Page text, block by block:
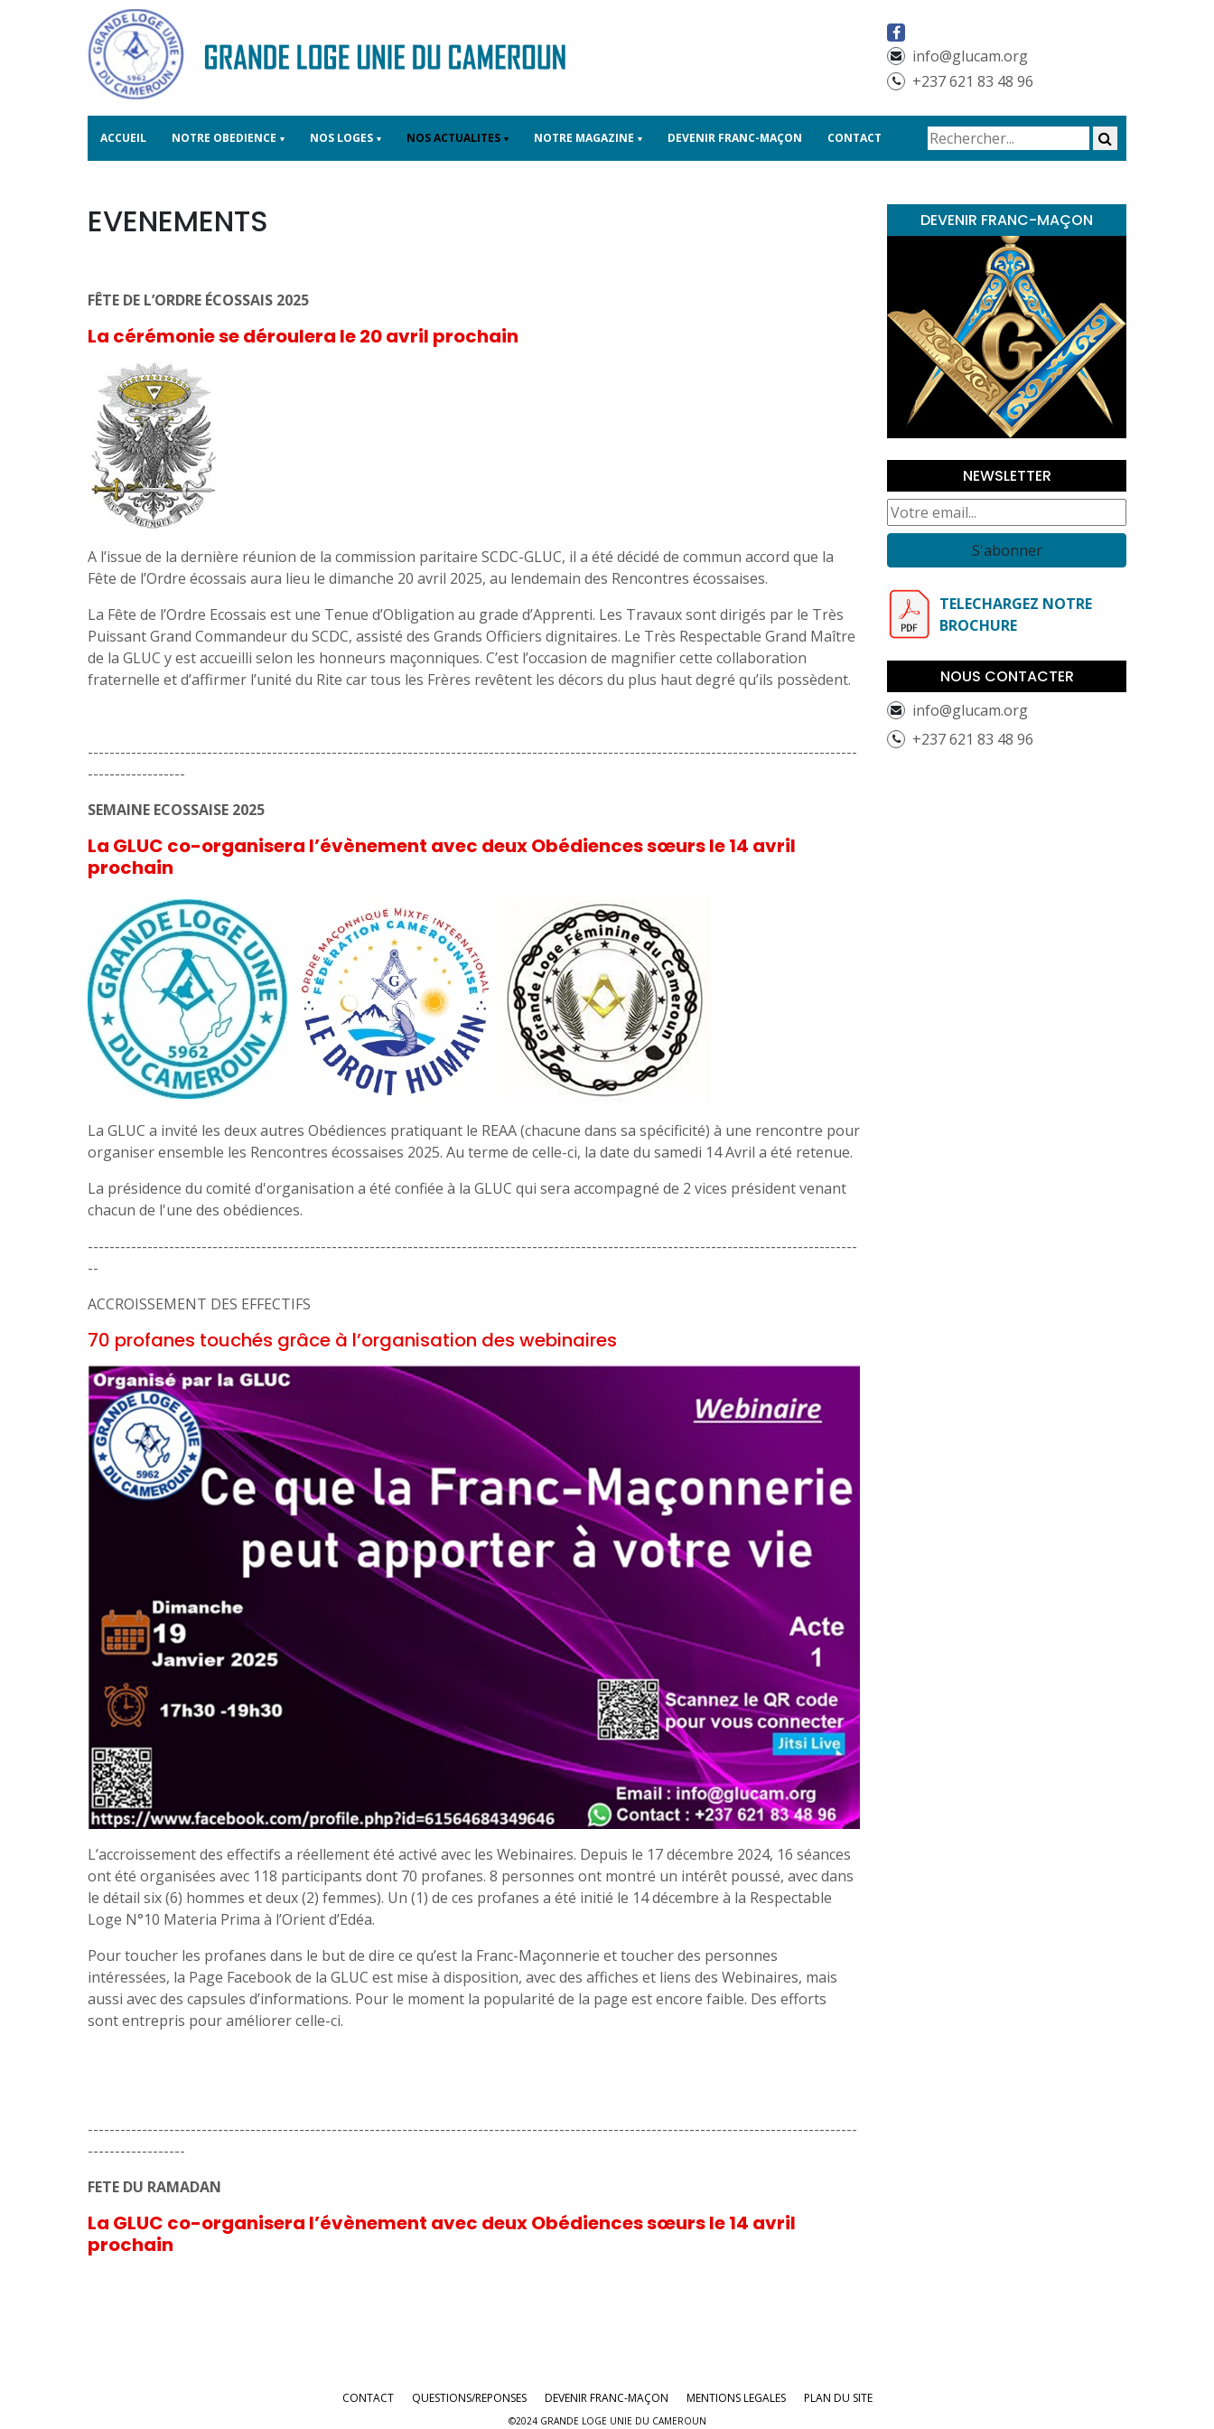
info@glucam.org
+237 621 83 48 96
ACCUEIL NOTRE OBEDIENCE NOS LOGES NOS ACTUALITES NOTRE MAGAZINE DEVENIR FRANC-MAÇON CONTACT
EVENEMENTS
FÊTE DE L’ORDRE ÉCOSSAIS 2025
La cérémonie se déroulera le 20 avril prochain
A l’issue de la dernière réunion de la commission paritaire SCDC-GLUC, il a été décidé de commun accord que la
Fête de l’Ordre écossais aura lieu le dimanche 20 avril 2025, au lendemain des Rencontres écossaises.
La Fête de l’Ordre Ecossais est une Tenue d’Obligation au grade d’Apprenti. Les Travaux sont dirigés par le Très
Puissant Grand Commandeur du SCDC, assisté des Grands Officiers dignitaires. Le Très Respectable Grand Maître
de la GLUC y est accueilli selon les honneurs maçonniques. C’est l’occasion de magnifier cette collaboration
fraternelle et d’affirmer l’unité du Rite car tous les Frères revêtent les décors du plus haut degré qu’ils possèdent.
----------------------------------------------------------------------------------------------------------------------------------------------
------------------
SEMAINE ECOSSAISE 2025
La GLUC co-organisera l’évènement avec deux Obédiences sœurs le 14 avril
prochain
La GLUC a invité les deux autres Obédiences pratiquant le REAA (chacune dans sa spécificité) à une rencontre pour
organiser ensemble les Rencontres écossaises 2025. Au terme de celle-ci, la date du samedi 14 Avril a été retenue.
La présidence du comité d'organisation a été confiée à la GLUC qui sera accompagné de 2 vices président venant
chacun de l'une des obédiences.
----------------------------------------------------------------------------------------------------------------------------------------------
--
ACCROISSEMENT DES EFFECTIFS
70 profanes touchés grâce à l’organisation des webinaires
L’accroissement des effectifs a réellement été activé avec les Webinaires. Depuis le 17 décembre 2024, 16 séances
ont été organisées avec 118 participants dont 70 profanes. 8 personnes ont montré un intérêt poussé, avec dans
le détail six (6) hommes et deux (2) femmes). Un (1) de ces profanes a été initié le 14 décembre à la Respectable
Loge N°10 Materia Prima à l’Orient d’Edéa.
Pour toucher les profanes dans le but de dire ce qu’est la Franc-Maçonnerie et toucher des personnes
intéressées, la Page Facebook de la GLUC est mise à disposition, avec des affiches et liens des Webinaires, mais
aussi avec des capsules d’informations. Pour le moment la popularité de la page est encore faible. Des efforts
sont entrepris pour améliorer celle-ci.
----------------------------------------------------------------------------------------------------------------------------------------------
------------------
FETE DU RAMADAN
La GLUC co-organisera l’évènement avec deux Obédiences sœurs le 14 avril
prochain
DEVENIR FRANC-MAÇON
NEWSLETTER
S'abonner
TELECHARGEZ NOTRE
BROCHURE
NOUS CONTACTER
info@glucam.org
+237 621 83 48 96
CONTACT QUESTIONS/REPONSES DEVENIR FRANC-MAÇON MENTIONS LEGALES PLAN DU SITE
©2024 GRANDE LOGE UNIE DU CAMEROUN